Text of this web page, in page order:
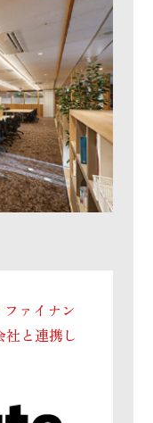
ァイナン
と連携し